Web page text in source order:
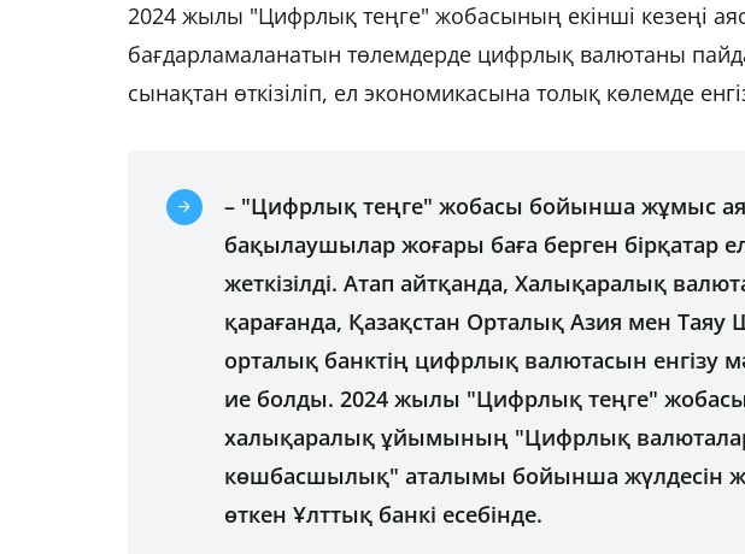
2024 жылы "Цифрлық теңге" жобасының екінші кезеңі
бағдарламаланатын төлемдерде цифрлық валютаны
сынақтан өткізіліп, ел экономикасына толық көлемде
– "Цифрлық теңге" жобасы бойынша жұмыс
бақылаушылар жоғары баға берген бірқатар
жеткізілді. Атап айтқанда, Халықаралық
қарағанда, Қазақстан Орталық Азия мен Таяу
орталық банктің цифрлық валютасын енгізу
ие болды. 2024 жылы "Цифрлық теңге" жобасы
халықаралық ұйымының "Цифрлық
көшбасшылық" аталымы бойынша жүлдесін
өткен Ұлттық банкі есебінде.